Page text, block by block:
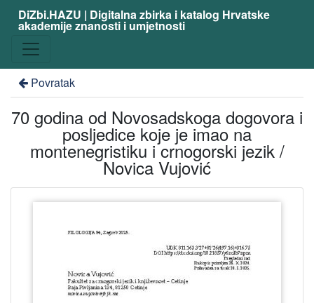
DiZbi.HAZU | Digitalna zbirka i katalog Hrvatske
akademije znanosti i umjetnosti
Povratak
70 godina od Novosadskoga dogovora i
posljedice koje je imao na
montenegristiku i crnogorski jezik /
Novica Vujović